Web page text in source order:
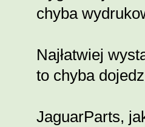
chyba
Najłatwiej
to chyba
JaguarParts,